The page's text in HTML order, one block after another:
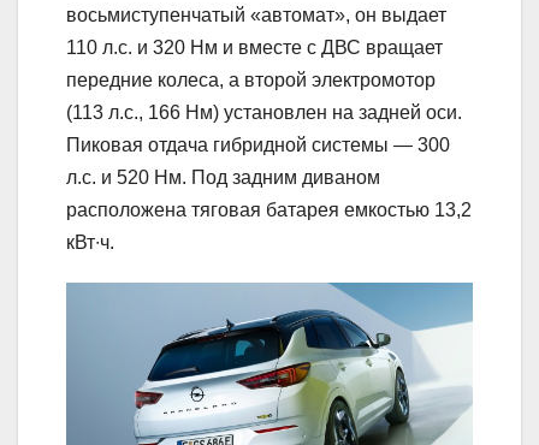
восьмиступенчатый «автомат», он выдает
110 л.с. и 320 Нм и вместе с ДВС вращает
передние колеса, а второй электромотор
(113 л.с., 166 Нм) установлен на задней оси.
Пиковая отдача гибридной системы — 300
л.с. и 520 Нм. Под задним диваном
расположена тяговая батарея емкостью 13,2
кВт∙ч.